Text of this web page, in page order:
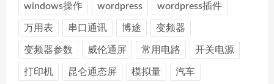
windows操作 wordpress wordpress插件
万用表 串口通讯 博途 变频器
变频器参数 威伦通屏 常用电路 开关电源
打印机 昆仑通态屏 模拟量 汽车